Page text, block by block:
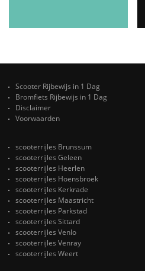
Scooter Rijbewijs in 1 Dag
Bromfiets Rijbewijs in 1 Dag
Disclaimer
Voorwaarden
scooterrijles Brunssum
scooterrijles Geleen
scooterrijles Heerlen
scooterrijles Hoensbroek
scooterrijles Kerkrade
scooterrijles Maastricht
scooterrijles Parkstad
scooterrijles Sittard
scooterrijles Venlo
scooterrijles Venray
scooterrijles Weert